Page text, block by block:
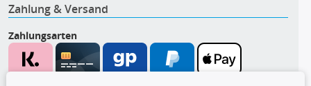
Zahlung & Versand
Zahlungsarten